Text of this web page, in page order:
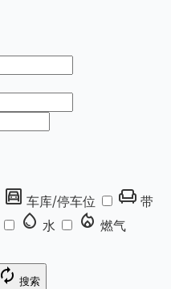
garage 车库/停车位 chair 带
water_drop 水 local_fire_department 燃气
autorenew 搜索